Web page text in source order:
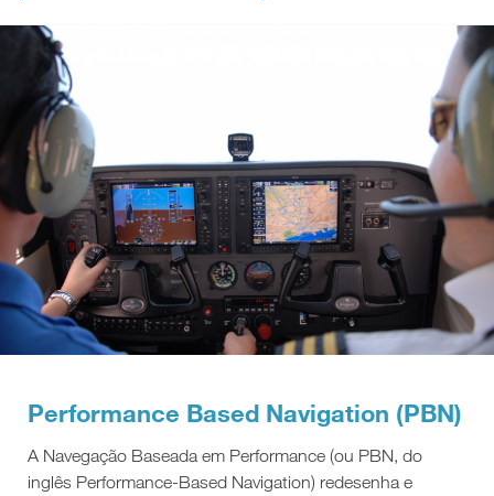
Performance Based Navigation (PBN)
A Navegação Baseada em Performance (ou PBN, do
inglês Performance-Based Navigation) redesenha e